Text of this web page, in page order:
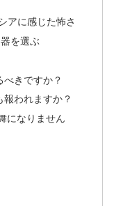
アに感じた怖さ
を選ぶ
きですか？
われますか？
になりません